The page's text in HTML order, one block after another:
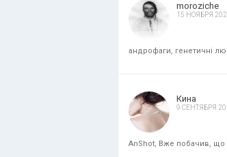
moroziche
15 НОЯБРЯ
андрофаги, генетичні
Кина
9 СЕНТЯБРЯ
AnShot, Вже побачив, що